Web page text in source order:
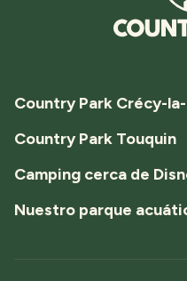
Country Park Crécy-
Country Park Touquin
Camping cerca de
Nuestro parque